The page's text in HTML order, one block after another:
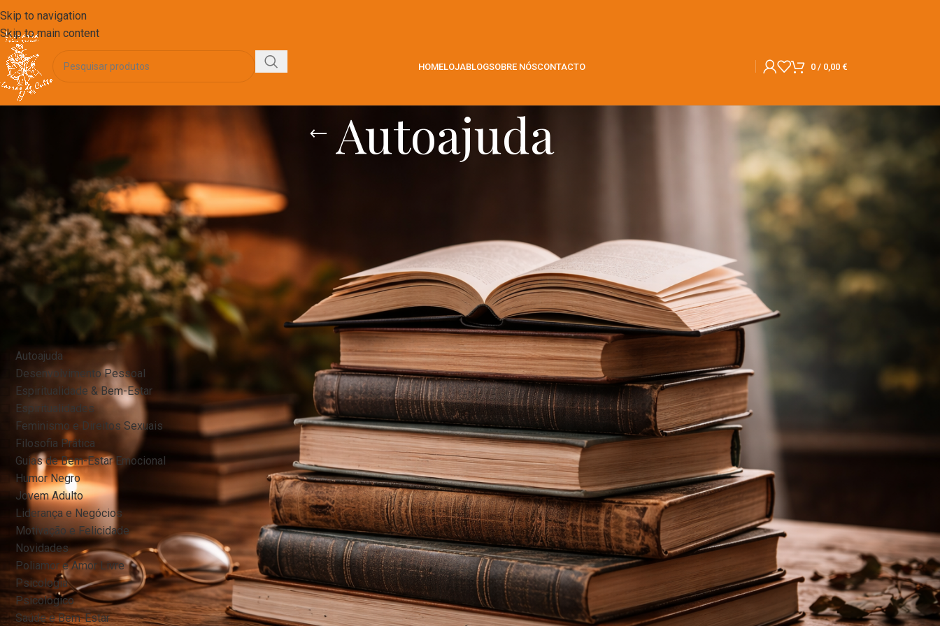
Skip to navigation
Skip to main content
HOMELOJABLOGSOBRE NÓSCONTACTO 0 / 0,00 €
Autoajuda
FILTRAR
Autoajuda
Desenvolvimento Pessoal
Espiritualidade & Bem-Estar
Espiritualidades
Feminismo e Direitos Sexuais
Filosofia Prática
Guias de Bem-Estar Emocional
Humor Negro
Jovem Adulto
Liderança e Negócios
Motivação e Felicidade
Novidades
Poliamor e Amor Livre
Psicologia
Psicológico
Saúde e Bem-Estar